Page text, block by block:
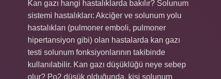
Kan gazı hangi hastalıklarda bakılır? Solunum
sistemi hastalıkları: Akciğer ve solunum yolu
hastalıkları (pulmoner emboli, pulmoner
hipertansiyon gibi) olan hastalarda kan gazı
testi solunum fonksiyonlarının takibinde
kullanılabilir. Kan gazı düşüklüğü neye sebep
olur? Po2 düşük olduğunda, kişi solunum